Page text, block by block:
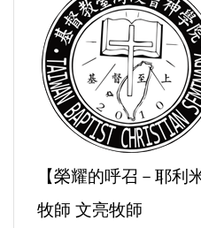
【榮耀的呼召－耶
牧師 文亮牧師